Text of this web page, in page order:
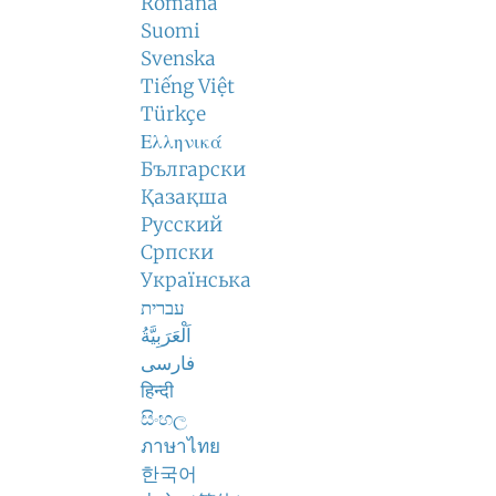
Suomi
Svenska
Tiếng Việt
Türkçe
Ελληνικά
Български
Қазақша
Русский
Српски
Українська
עברית
اَلْعَرَبِيَّةُ
فارسی
हिन्दी
සිංහල
ภาษาไทย
한국어